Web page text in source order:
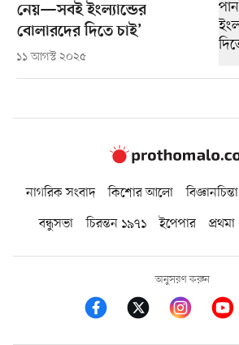
নেয়—সবই ইংল্যান্ডের
বোলারদের দিতে চাই’
১১ আগস্ট ২০২৫
নাগরিক সংবাদ কিশোর আলো বিজ্ঞানচিন্তা
বন্ধুসভা
চিরন্তন ১৯৭১ ইপেপার প্রথমা
অনুসরণ করুন